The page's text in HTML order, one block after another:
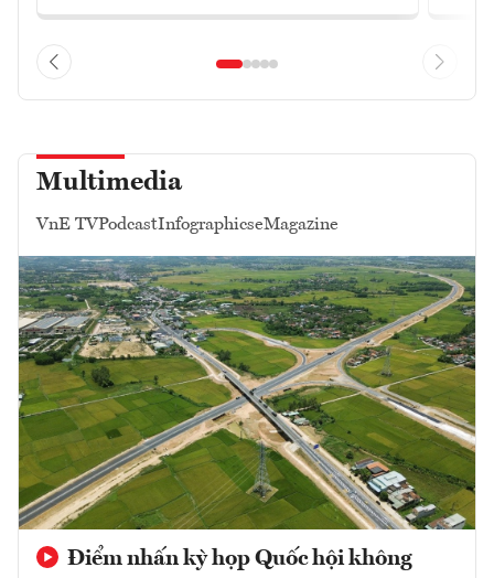
Multimedia
VnE TVPodcastInfographicseMagazine
Điểm nhấn kỳ họp Quốc hội không